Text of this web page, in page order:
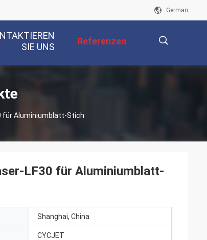
German
SIE UNS
Referenzen
für Aluminiumblatt-Stich
LF30 für Aluminiumblatt-
Shanghai, China
CYCJET